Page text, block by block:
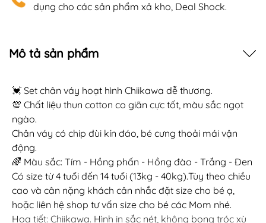
dụng cho các sản phẩm xả kho, Deal Shock.
Mô tả sản phẩm
💓 Set chân váy hoạt hình Chiikawa dễ thương.
💯 Chất liệu thun cotton co giãn cực tốt, màu sắc ngọt
ngào.
Chân váy có chip đùi kín đáo, bé cưng thoải mái vận
động.
🌈 Màu sắc: Tím - Hồng phấn - Hồng đào - Trắng - Đen
Có size từ 4 tuổi đến 14 tuổi (13kg - 40kg).Tùy theo chiều
cao và cân nặng khách cân nhắc đặt size cho bé ạ,
hoặc liên hệ shop tư vấn size cho bé các Mom nhé.
Họa tiết: Chiikawa. Hình in sắc nét, không bong tróc xù